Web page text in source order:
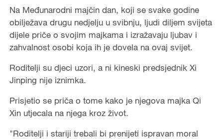
l
a
V
i
Na Međunarodni majčin dan, koji se svake godine
obilježava drugu nedjelju u svibnju, ljudi diljem svijeta
dijele priče o svojim majkama i izražavaju ljubav i
zahvalnost osobi koja ih je dovela na ovaj svijet.
Roditelji su djeci uzori, a ni kineski predsjednik Xi
Jinping nije iznimka.
Prisjetio se priča o tome kako je njegova majka Qi
Xin utjecala na njega kroz život.
"Roditelji i stariji trebali bi prenijeti ispravan moral